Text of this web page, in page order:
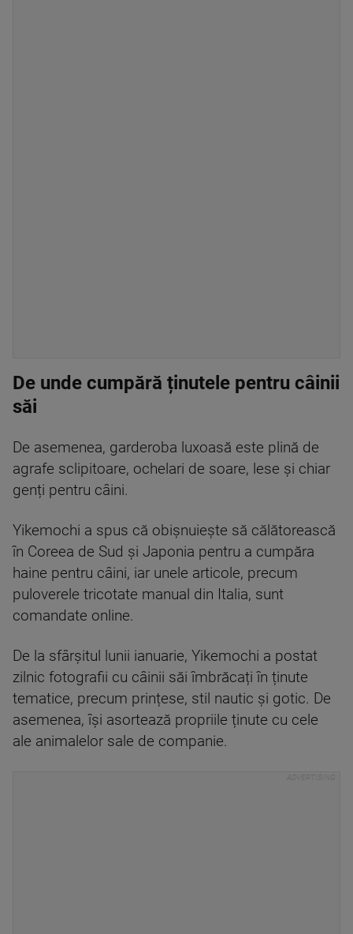
De unde cumpără ținutele pentru câinii
săi
De asemenea, garderoba luxoasă este plină de
agrafe sclipitoare, ochelari de soare, lese și chiar
genți pentru câini.
Yikemochi a spus că obișnuiește să călătorească
în Coreea de Sud și Japonia pentru a cumpăra
haine pentru câini, iar unele articole, precum
puloverele tricotate manual din Italia, sunt
comandate online.
De la sfârșitul lunii ianuarie, Yikemochi a postat
zilnic fotografii cu câinii săi îmbrăcați în ținute
tematice, precum prințese, stil nautic și gotic. De
asemenea, își asortează propriile ținute cu cele
ale animalelor sale de companie.